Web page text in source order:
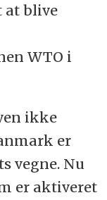
at blive
WTO i
ikke
er
vegne. Nu
er aktiveret